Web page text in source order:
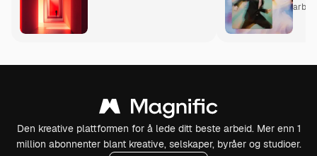
Den kreative plattformen for å lede ditt beste arbeid. Mer enn 1
million abonnenter blant kreative, selskaper, byråer og studioer.